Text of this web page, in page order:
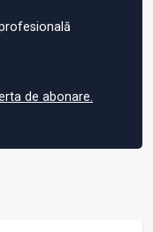
de abonare.